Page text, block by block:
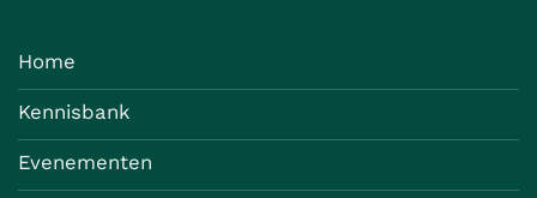
Home
Kennisbank
Evenementen